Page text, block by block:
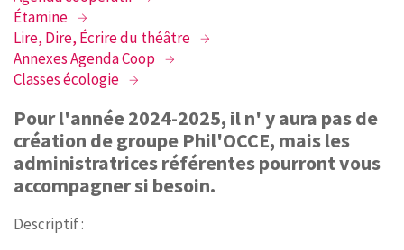
Étamine
Lire, Dire, Écrire du théâtre
Annexes Agenda Coop
Classes écologie
Pour l'année 2024-2025, il n' y aura pas de
création de groupe Phil'OCCE, mais les
administratrices référentes pourront vous
accompagner si besoin.
Descriptif :